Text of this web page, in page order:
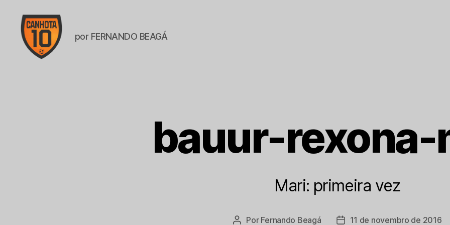
por FERNANDO BEAGÁ
bauur-rexona-
Mari: primeira vez
Autor
Por Fernando Beagá
Data11 de novembro de 2016